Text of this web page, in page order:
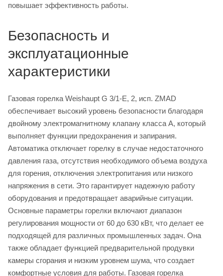
повышает эффективность работы.
Безопасность и
эксплуатационные
характеристики
Газовая горелка Weishaupt G 3/1-E, 2, исп. ZMAD
обеспечивает высокий уровень безопасности благодаря
двойному электромагнитному клапану класса А, который
выполняет функции предохранения и запирания.
Автоматика отключает горелку в случае недостаточного
давления газа, отсутствия необходимого объема воздуха
для горения, отключения электропитания или низкого
напряжения в сети. Это гарантирует надежную работу
оборудования и предотвращает аварийные ситуации.
Основные параметры горелки включают диапазон
регулирования мощности от 60 до 630 кВт, что делает ее
подходящей для различных промышленных задач. Она
также обладает функцией предварительной продувки
камеры сгорания и низким уровнем шума, что создает
комфортные условия для работы. Газовая горелка